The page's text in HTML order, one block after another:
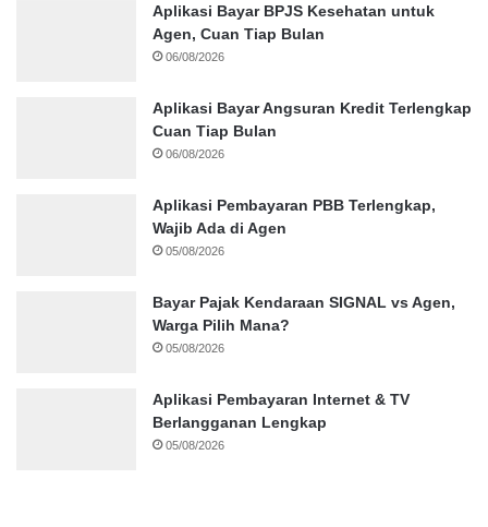
Aplikasi Bayar BPJS Kesehatan untuk
Agen, Cuan Tiap Bulan
06/08/2026
Aplikasi Bayar Angsuran Kredit Terlengkap
Cuan Tiap Bulan
06/08/2026
Aplikasi Pembayaran PBB Terlengkap,
Wajib Ada di Agen
05/08/2026
Bayar Pajak Kendaraan SIGNAL vs Agen,
Warga Pilih Mana?
05/08/2026
Aplikasi Pembayaran Internet & TV
Berlangganan Lengkap
05/08/2026